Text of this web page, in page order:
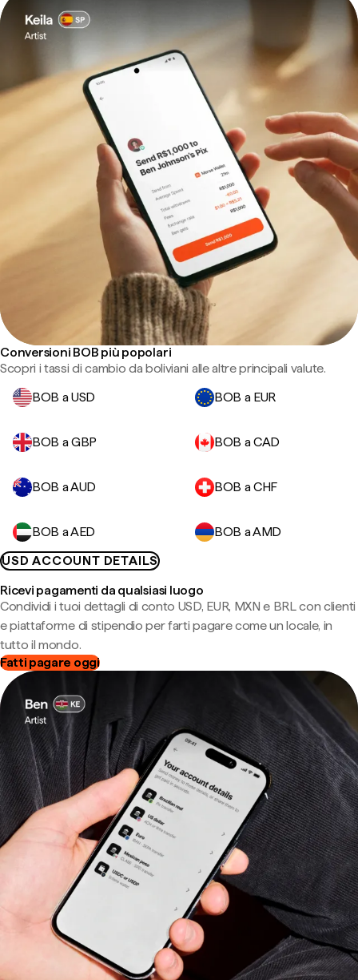
Conversioni BOB più popolari
Scopri i tassi di cambio da boliviani alle altre principali valute.
BOB a USD
BOB a EUR
BOB a GBP BOB a CAD
BOB a AUD BOB a CHF
BOB a AED
BOB a AMD
USD ACCOUNT DETAILS
Ricevi pagamenti da qualsiasi luogo
Condividi i tuoi dettagli di conto USD, EUR, MXN e BRL con clienti
e piattaforme di stipendio per farti pagare come un locale, in
tutto il mondo.
Fatti pagare oggi